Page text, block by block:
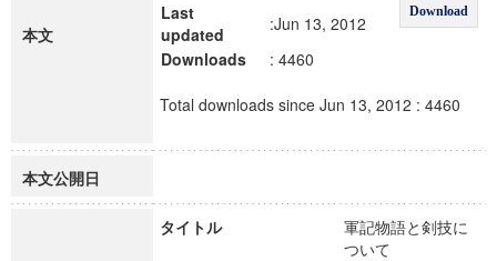
本文
Download
Last
updated
:Jun 13, 2012
Downloads
: 4460
Total downloads since Jun 13, 2012 : 4460
本文公開日
タイトル
軍記物語と剣技に
ついて